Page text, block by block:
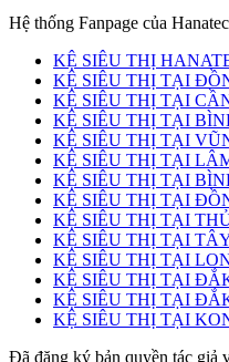
Hệ thống Fanpage của
KỆ SIÊU THỊ
KỆ SIÊU THỊ TẠI
KỆ SIÊU THỊ TẠI
KỆ SIÊU THỊ TẠI
KỆ SIÊU THỊ TẠI
KỆ SIÊU THỊ TẠI
KỆ SIÊU THỊ TẠI
KỆ SIÊU THỊ TẠI
KỆ SIÊU THỊ TẠI
KỆ SIÊU THỊ TẠI
KỆ SIÊU THỊ TẠI
KỆ SIÊU THỊ TẠI
KỆ SIÊU THỊ TẠI
KỆ SIÊU THỊ TẠI
Đã đăng ký bản quyền tác giả